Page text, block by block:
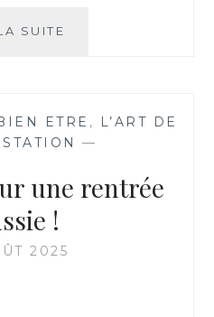
SUITE
THÉS
ETRE ,
L’ART DE
—
une rentrée
!
2025